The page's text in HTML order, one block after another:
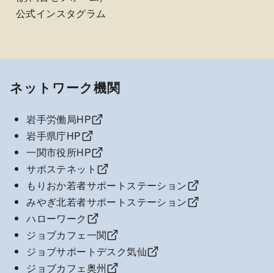
公式インスタグラム
ネットワーク機関
岩手労働局HP
岩手県庁HP
一関市役所HP
サポステネット
もりおか若者サポートステーション
みやぎ北若者サポートステーション
ハローワーク
ジョブカフェ一関
ジョブサポートデスク気仙
ジョブカフェ奥州